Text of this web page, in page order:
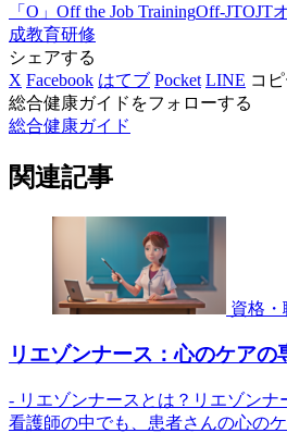
「O」 Off the Job TrainingOff-JTOJT
成教育研修
シェアする
X Facebook はてブ Pocket LINE コ
総合健康ガイドをフォローする
総合健康ガイド
関連記事
資格・
リエゾンナース：心のケアの
- リエゾンナースとは？リエゾンナ
看護師の中でも、患者さんの心の